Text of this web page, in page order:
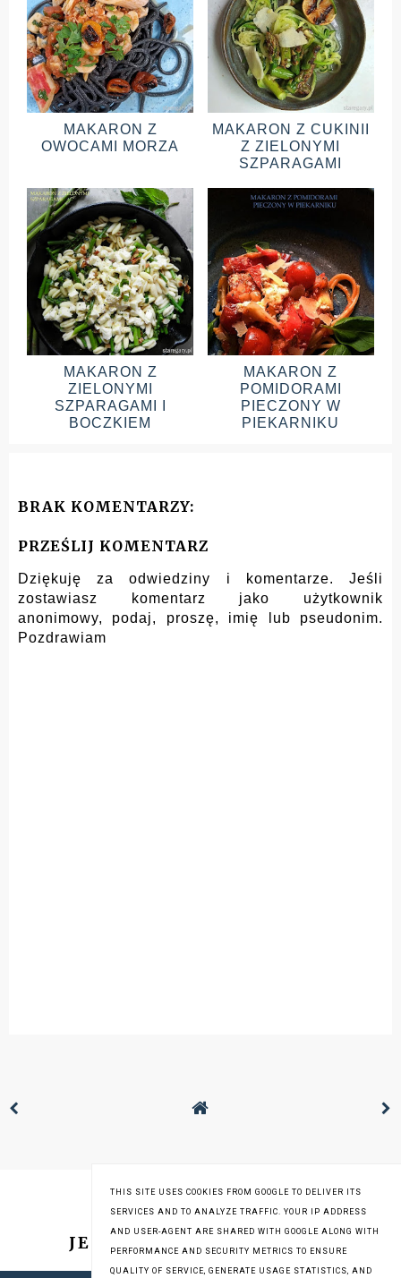
MAKARON Z
OWOCAMI MORZA
MAKARON Z CUKINII
Z ZIELONYMI
SZPARAGAMI
MAKARON Z
ZIELONYMI
SZPARAGAMI I
BOCZKIEM
MAKARON Z
POMIDORAMI
PIECZONY W
PIEKARNIKU
BRAK KOMENTARZY:
PRZEŚLIJ KOMENTARZ
Dziękuję za odwiedziny i komentarze. Jeśli
zostawiasz komentarz jako użytkownik
anonimowy, podaj, proszę, imię lub pseudonim.
Pozdrawiam
JESTEM NA INSTAGRAMIE
THIS SITE USES COOKIES FROM GOOGLE TO DELIVER ITS
SERVICES AND TO ANALYZE TRAFFIC. YOUR IP ADDRESS
AND USER-AGENT ARE SHARED WITH GOOGLE ALONG WITH
PERFORMANCE AND SECURITY METRICS TO ENSURE
QUALITY OF SERVICE, GENERATE USAGE STATISTICS, AND